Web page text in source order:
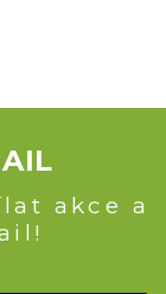
akce a